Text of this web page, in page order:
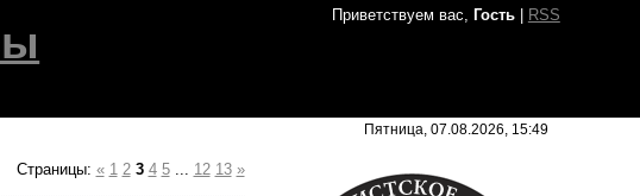
Приветствуем вас, Гость| RSS
Пятница, 07.08.2026, 15:49
Страницы: « 1 2 3 4 5 ... 12 13 »